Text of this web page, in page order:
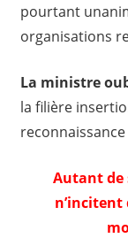
pourtant
organisations
La ministre
la filière
Autant de
n’incitent